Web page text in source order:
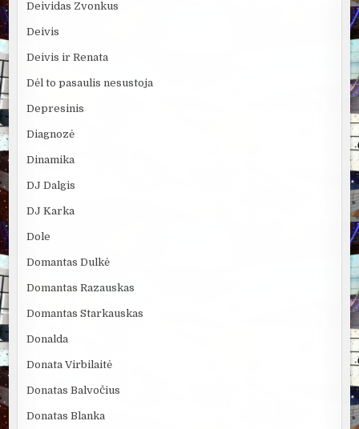
Deividas Zvonkus
Deivis
Deivis ir Renata
Dėl to pasaulis nesustoja
Depresinis
Diagnozė
Dinamika
DJ Dalgis
DJ Karka
Dole
Domantas Dulkė
Domantas Razauskas
Domantas Starkauskas
Donalda
Donata Virbilaitė
Donatas Balvočius
Donatas Blanka